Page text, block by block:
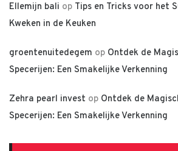
Ellemijn bali op Tips en Tricks voor het
Kweken in de Keuken
groentenuitedegem op Ontdek de
Specerijen: Een Smakelijke Verkenning
Zehra pearl invest op Ontdek de
Specerijen: Een Smakelijke Verkenning